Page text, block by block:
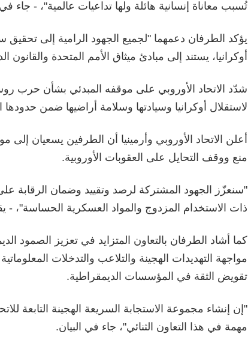
تُسبب معاناة إنسانية هائلة ولها تداعيات عالمية"، - جاء في
يؤكد الطرفان دعمهما "لجميع الجهود الرامية إلى
أوكرانيا، يستند إلى مبادئ ميثاق الأمم المتحدة والقانون
شدّد الاتحاد الأوروبي على موقفه المبدئي بشأن حرب
لاستقلال أوكرانيا وسيادتها وسلامة أراضيها ضمن حدودها
أعلن الاتحاد الأوروبي وأرمينيا أن الطرفين يسعيان إلى
منع ووقف التحايل على العقوبات الأوروبية.
"سنعزّز الجهود المشتركة لرصد وتقييد وضمان الرقابة
ذات الاستخدام المزدوج والمواد العسكرية الحساسة"، -
كما أشاد الطرفان بالتعاون المتزايد في تعزيز الصمود
مواجهة التهديدات الهجينة والتلاعب والتدخلات
تقويض الثقة في المؤسسات الديمقراطية.
"إن إنشاء مجموعة الاستجابة السريعة الهجينة التابعة
مهمة في هذا التعاون الثنائي"، جاء في البيان.